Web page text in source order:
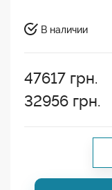
В наличии
47617 грн.
32956 грн.